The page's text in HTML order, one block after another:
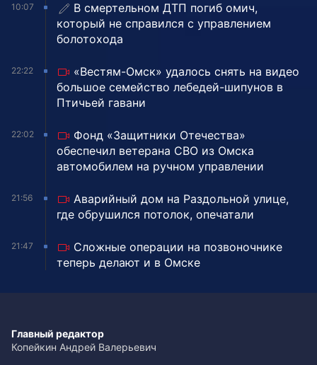
10:07
В смертельном ДТП погиб омич,
который не справился с управлением
болотохода
22:22
«Вестям-Омск» удалось снять на видео
большое семейство лебедей-шипунов в
Птичьей гавани
22:02
Фонд «Защитники Отечества»
обеспечил ветерана СВО из Омска
автомобилем на ручном управлении
21:56
Аварийный дом на Раздольной улице,
где обрушился потолок, опечатали
21:47
Сложные операции на позвоночнике
теперь делают и в Омске
Главный редактор
Копейкин Андрей Валерьевич